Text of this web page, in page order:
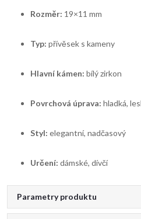
Rozměr: 19×11 mm
Typ: přívěsek s kameny
Hlavní kámen: bílý zirkon
Povrchová úprava: hladká,
Styl: elegantní, nadčasový
Určení: dámské, dívčí
Parametry produktu